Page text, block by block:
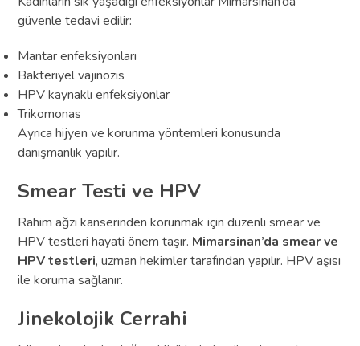
güvenle tedavi edilir:
Mantar enfeksiyonları
Bakteriyel vajinozis
HPV kaynaklı enfeksiyonlar
Trikomonas
Ayrıca hijyen ve korunma yöntemleri konusunda
danışmanlık yapılır.
Smear Testi ve HPV
Rahim ağzı kanserinden korunmak için düzenli smear ve
HPV testleri hayati önem taşır. Mimarsinan’da smear ve
HPV testleri, uzman hekimler tarafından yapılır. HPV aşısı
ile koruma sağlanır.
Jinekolojik Cerrahi